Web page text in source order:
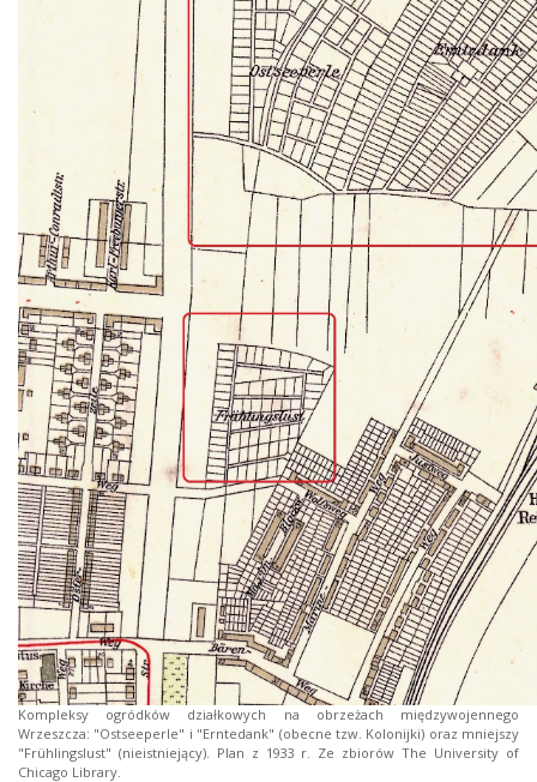
Kompleksy ogródków działkowych na obrzeżach międzywojennego
Wrzeszcza: "Ostseeperle" i "Erntedank" (obecne tzw. Kolonijki) oraz mniejszy
"Frühlingslust" (nieistniejący). Plan z 1933 r. Ze zbiorów The University of
Chicago Library.